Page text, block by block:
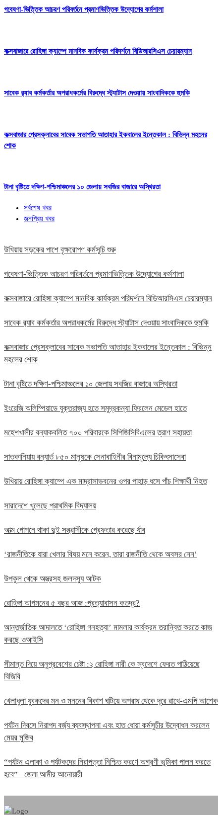
গবেষণা-ভিত্তিক আচরণ পরিবর্তনে প্রমাণভিত্তিক উদ্যোগের কর্মশালা
কক্সবাজারে রোহিঙ্গা ক্যাম্পে মানবিক কার্যক্রম পরিদর্শনে বিডিআরসিএস চেয়ারম্যান
সাবেক র‍্যাব কর্মকর্তার অপরাধকর্মের বিরুদ্ধে স্ট্যাটাস দেওয়ায় সাংবাদিককে হুমকি
কক্সবাজার প্রেসক্লাবের সাবেক সভাপতি আতাহার ইকবালের ইন্তেকাল : বিভিন্ন মহলের
শোক
টানা বৃষ্টিতে দক্ষিণ-পশ্চিমাঞ্চলের ১০ জেলায় সবজির বাজারে অস্থিরতা
সর্বশেষ খবর
জনপ্রিয় খবর
উখিয়ায় সড়কের পাশে বৃক্ষরোপণ কর্মসূচি শুরু
গবেষণা-ভিত্তিক আচরণ পরিবর্তনে প্রমাণভিত্তিক উদ্যোগের কর্মশালা
কক্সবাজারে রোহিঙ্গা ক্যাম্পে মানবিক কার্যক্রম পরিদর্শনে বিডিআরসিএস চেয়ারম্যান
সাবেক র‍্যাব কর্মকর্তার অপরাধকর্মের বিরুদ্ধে স্ট্যাটাস দেওয়ায় সাংবাদিককে হুমকি
কক্সবাজার প্রেসক্লাবের সাবেক সভাপতি আতাহার ইকবালের ইন্তেকাল : বিভিন্ন
মহলের শোক
টানা বৃষ্টিতে দক্ষিণ-পশ্চিমাঞ্চলের ১০ জেলায় সবজির বাজারে অস্থিরতা
ইংরেজি অলিম্পিয়াডে যুক্তরাজ্য হতে সমুদ্রকন্যা ফিরলেন মেডেল হাতে
মহেশখালীর বন্যাকবলিত ৭০০ পরিবারকে সিপিজিসিবিএলের ত্রাণ সহায়তা
সাতকানিয়ায় বন্যার্ত ৮৫০ মানুষকে সেনাবাহিনীর বিনামূল্যে চিকিৎসাসেবা
উখিয়ায় রোহিঙ্গা ক্যাম্পে এক মাদ্রাসাভবনের ওপর পাহাড় ধসে পাঁচ শিক্ষার্থী নিহত
সারাদেশে খুলেছে প্রাথমিক বিদ্যালয়
আত্ম গোপনে থাকা দুই সন্ত্রাসীকে গ্রেফতার করেছে র্যাব
‘রাজনীতিকে যারা খেলার বিষয় মনে করেন, তারা রাজনীতি থেকে অবসর নেন’
উপকূল থেকে অস্ত্রসহ জলদস্যু আটক
রোহিঙ্গা আগমনের ৫ বছর আজ :প্রত্যাবাসন কতদূর?
আন্তর্জাতিক আদালতে ‘রোহিঙ্গা গনহত্যা’ মামলার কার্যক্রম তরান্বিত করতে কাজ
করছে ওআইসি
সীমান্ত দিয়ে অনুপ্রবেশের চেষ্টা :২ রোহিঙ্গা নারী কে স্বদেশে ফেরত পাঠিয়েছে
বিজিবি
খেলাধুলা যুবকদের মন ও মননের বিকাশ ঘটিয়ে অপরাধ থেকে দূরে রাখে-এমপি আশেক
পর্যটন দিবসে নিরাপদ বর্জ্য ব্যবস্থাপনা এবং হাত ধোয়া কর্মসুচীর উদ্বোধন করলেন
মেয়র মুজিব
“পর্যটন এলাকা ও পর্যটকদের নিরাপত্তা নিশ্চিত করণে অগ্রণী ভূমিকা পালন করতে
হবে” –জেলা আমীর আনোয়ারী